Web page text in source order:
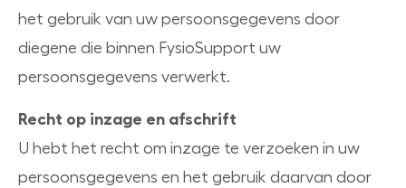
het gebruik van uw persoonsgegevens door
diegene die binnen FysioSupport uw
persoonsgegevens verwerkt.
Recht op inzage en afschrift
U hebt het recht om inzage te verzoeken in uw
persoonsgegevens en het gebruik daarvan door